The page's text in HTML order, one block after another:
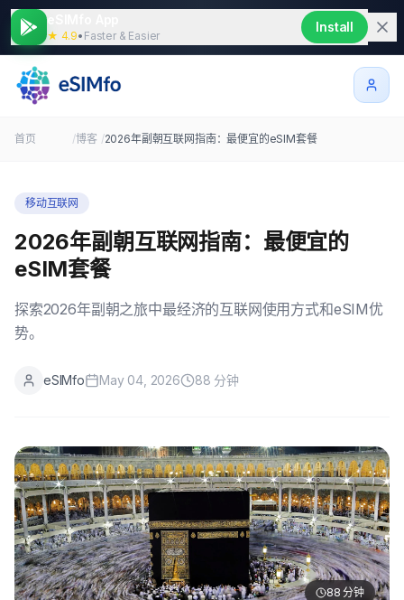
★ 4.9• Faster & Easier
Install
首页 /博客 /2026年副朝互联网指南：最便宜的eSIM套餐
移动互联网
2026年副朝互联网指南：最便宜的
eSIM套餐
探索2026年副朝之旅中最经济的互联网使用方式和eSIM优
势。
eSIMfo May 04, 2026 88 分钟
88 分钟